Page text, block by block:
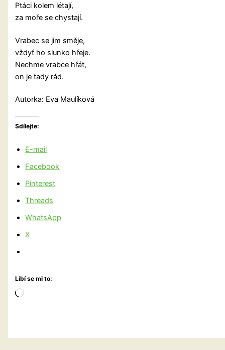
Ptáci kolem létají,
za moře se chystají.
Vrabec se jim směje,
vždyť ho slunko hřeje.
Nechme vrabce hřát,
on je tady rád.
Autorka: Eva Maulíková
Sdílejte:
E-mail
Facebook
Pinterest
Threads
WhatsApp
X
Líbí se mi to:
Načítání…